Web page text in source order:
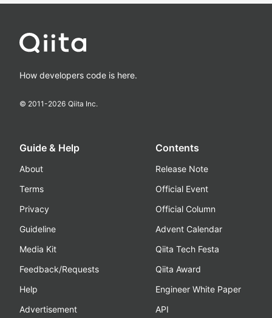
How developers code is here.
© 2011-2026 Qiita Inc.
Guide & Help
About
Terms
Privacy
Guideline
Media Kit
Feedback/Requests
Help
Advertisement
Contents
Release Note
Official Event
Official Column
Advent Calendar
Qiita Tech Festa
Qiita Award
Engineer White Paper
API